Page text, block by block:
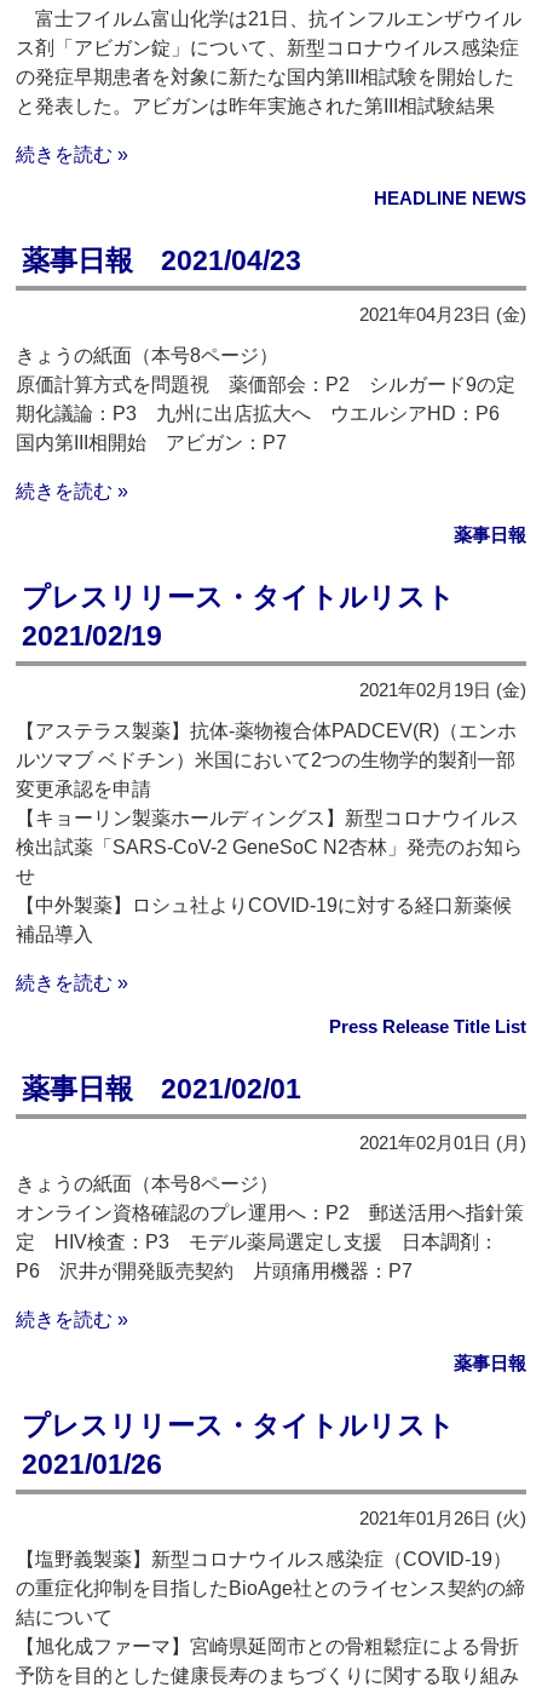
富士フイルム富山化学は21日、抗インフルエンザウイル
ス剤「アビガン錠」について、新型コロナウイルス感染症
の発症早期患者を対象に新たな国内第III相試験を開始した
と発表した。アビガンは昨年実施された第III相試験結果
続きを読む »
HEADLINE NEWS
薬事日報 2021/04/23
2021年04月23日 (金)
きょうの紙面（本号8ページ）
原価計算方式を問題視 薬価部会：P2 シルガード9の定
期化議論：P3 九州に出店拡大へ ウエルシアHD：P6
国内第III相開始 アビガン：P7
続きを読む »
薬事日報
プレスリリース・タイトルリスト
2021/02/19
2021年02月19日 (金)
【アステラス製薬】抗体-薬物複合体PADCEV(R)（エンホ
ルツマブ ベドチン）米国において2つの生物学的製剤一部
変更承認を申請
【キョーリン製薬ホールディングス】新型コロナウイルス
検出試薬「SARS-CoV-2 GeneSoC N2杏林」発売のお知ら
せ
【中外製薬】ロシュ社よりCOVID-19に対する経口新薬候
補品導入
続きを読む »
Press Release Title List
薬事日報 2021/02/01
2021年02月01日 (月)
きょうの紙面（本号8ページ）
オンライン資格確認のプレ運用へ：P2 郵送活用へ指針策
定 HIV検査：P3 モデル薬局選定し支援 日本調剤：
P6 沢井が開発販売契約 片頭痛用機器：P7
続きを読む »
薬事日報
プレスリリース・タイトルリスト
2021/01/26
2021年01月26日 (火)
【塩野義製薬】新型コロナウイルス感染症（COVID-19）
の重症化抑制を目指したBioAge社とのライセンス契約の締
結について
【旭化成ファーマ】宮崎県延岡市との骨粗鬆症による骨折
予防を目的とした健康長寿のまちづくりに関する取り組み